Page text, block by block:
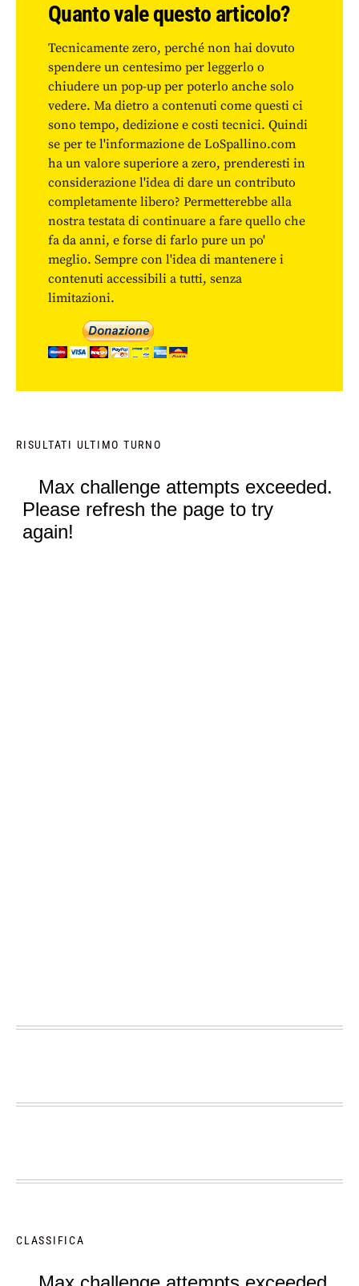
Quanto vale questo articolo?
Tecnicamente zero, perché non hai dovuto
spendere un centesimo per leggerlo o
chiudere un pop-up per poterlo anche solo
vedere. Ma dietro a contenuti come questi ci
sono tempo, dedizione e costi tecnici. Quindi
se per te l'informazione de LoSpallino.com
ha un valore superiore a zero, prenderesti in
considerazione l'idea di dare un contributo
completamente libero? Permetterebbe alla
nostra testata di continuare a fare quello che
fa da anni, e forse di farlo pure un po'
meglio. Sempre con l'idea di mantenere i
contenuti accessibili a tutti, senza
limitazioni.
RISULTATI ULTIMO TURNO
CLASSIFICA